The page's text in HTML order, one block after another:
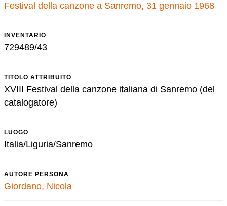
Festival della canzone a Sanremo, 31 gennaio 1968
INVENTARIO
729489/43
TITOLO ATTRIBUITO
XVIII Festival della canzone italiana di Sanremo (del
catalogatore)
LUOGO
Italia/Liguria/Sanremo
AUTORE PERSONA
Giordano, Nicola